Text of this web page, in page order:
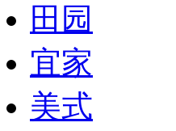
田园
宜家
美式